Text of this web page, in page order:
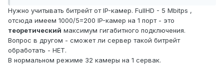
Нужно учитывать битрейт от IP-камер. FullHD - 5 Mbitps ,
отсюда имеем 1000/5=200 IP-камер на 1 порт - это
теоретический максимум гигабитного подключения.
Вопрос в другом - сможет ли сервер такой битрейт
обработать - НЕТ.
В нормальном режиме 32 камеры на 1 сервак.